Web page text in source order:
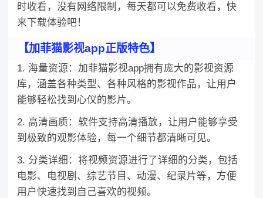
时收看，没有网络限制，每天都可以免费收看，快
来下载体验吧！
【加菲猫影视app正版特色】
1. 海量资源：加菲猫影视app拥有庞大的影视资源
库，涵盖各种类型、各种风格的影视作品，让用户
能够轻松找到心仪的影片。
2. 高清画质：软件支持高清播放，让用户能够享受
到极致的观影体验，每一个细节都清晰可见。
3. 分类详细：将视频资源进行了详细的分类，包括
电影、电视剧、综艺节目、动漫、纪录片等，方便
用户快速找到自己喜欢的视频。